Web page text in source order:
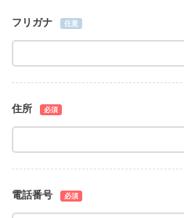
フリガナ 任意
住所 必須
電話番号 必須